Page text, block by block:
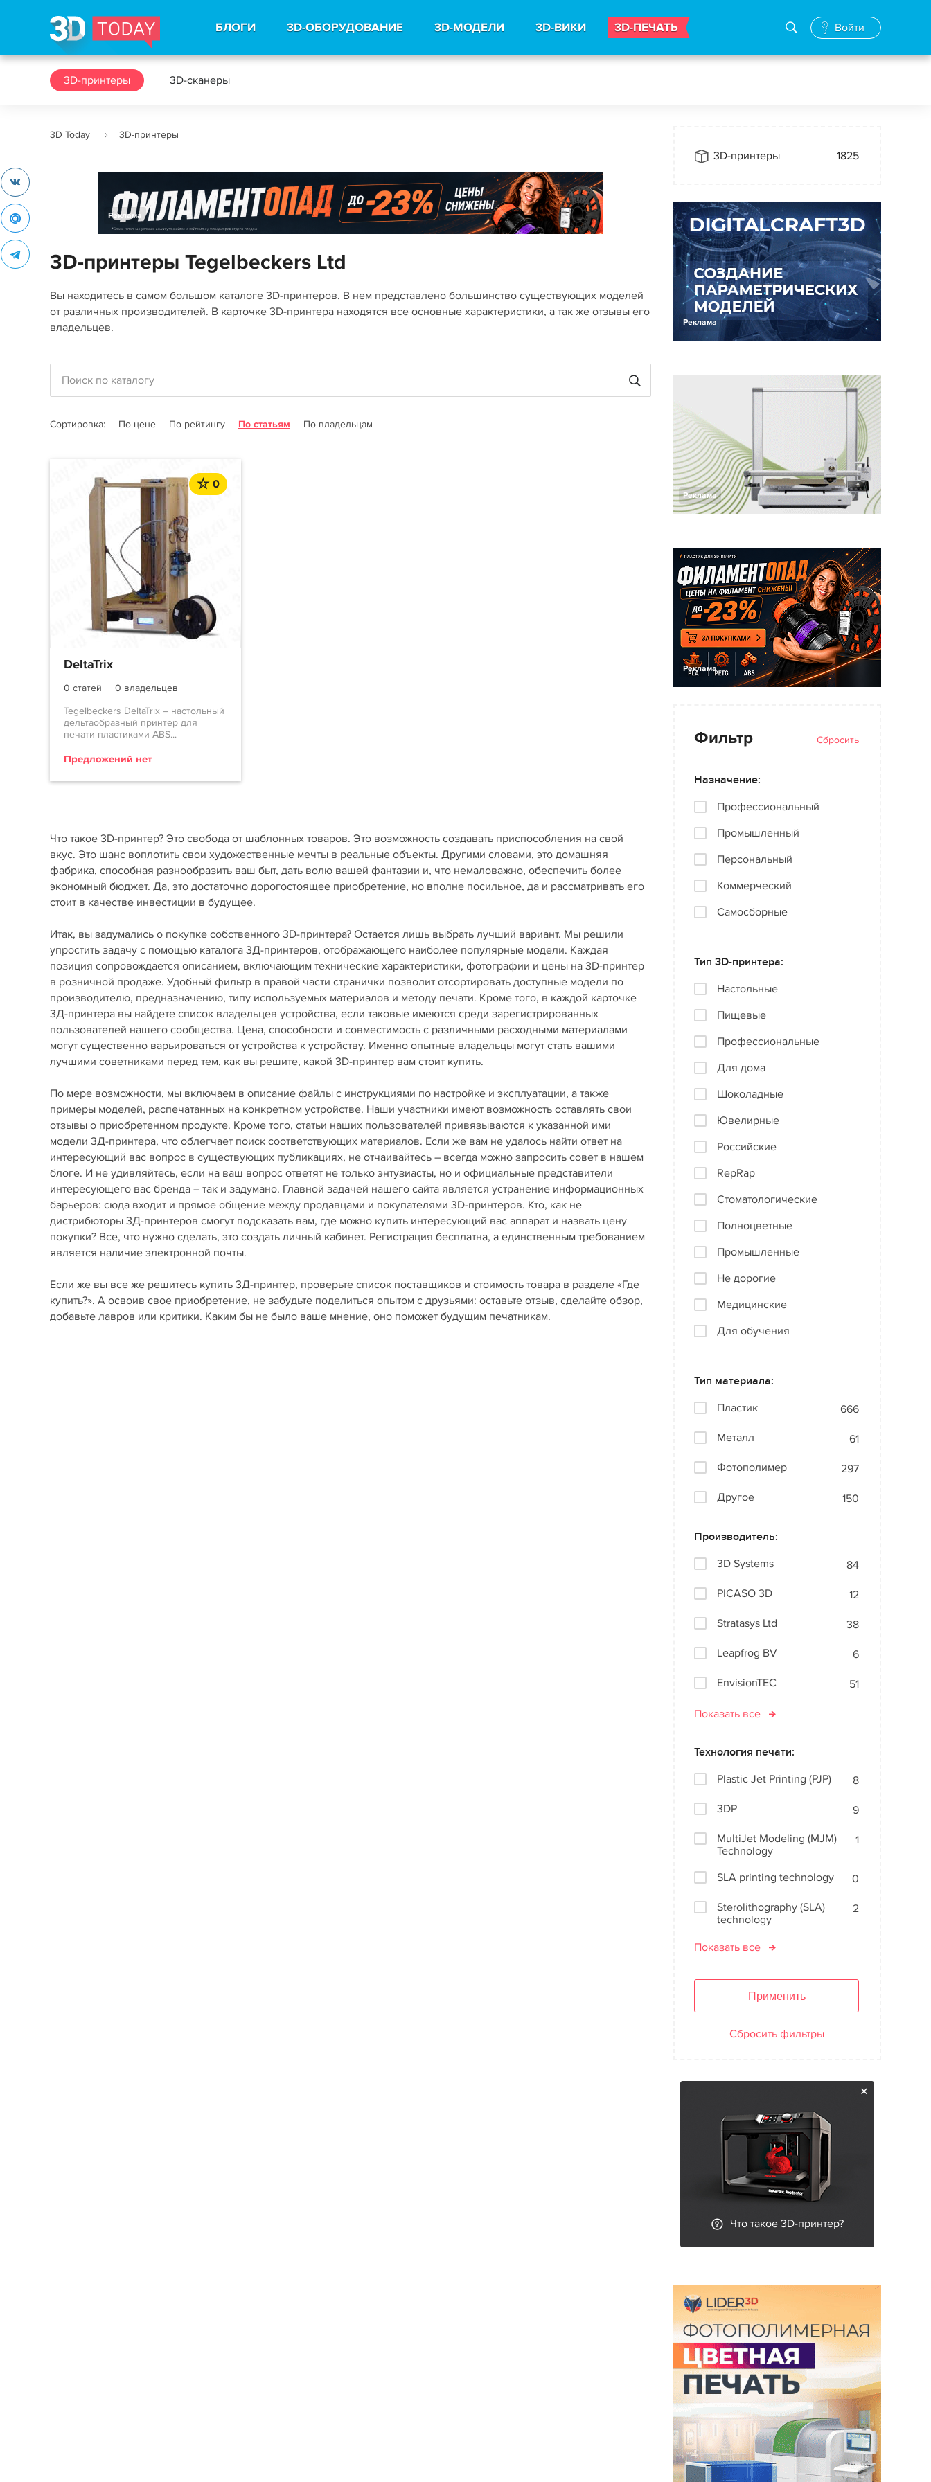
БЛОГИ 3D-ОБОРУДОВАНИЕ 3D-МОДЕЛИ 3D-ВИКИ 3D-ПЕЧАТЬ Войти
3D-принтеры 3D-сканеры
3D Today 3D-принтеры
Реклама
3D-принтеры Tegelbeckers Ltd
Вы находитесь в самом большом каталоге 3D-принтеров. В нем представлено большинство существующих моделей
от различных производителей. В карточке 3D-принтера находятся все основные характеристики, а так же отзывы его
владельцев.
Сортировка: По цене По рейтингу По статьям По владельцам
0
DeltaTrix
0 статей
0 владельцев
Tegelbeckers DeltaTrix – настольный
дельтаобразный принтер для
печати пластиками ABS...
Предложений нет
Что такое 3D-принтер? Это свобода от шаблонных товаров. Это возможность создавать приспособления на свой
вкус. Это шанс воплотить свои художественные мечты в реальные объекты. Другими словами, это домашняя
фабрика, способная разнообразить ваш быт, дать волю вашей фантазии и, что немаловажно, обеспечить более
экономный бюджет. Да, это достаточно дорогостоящее приобретение, но вполне посильное, да и рассматривать его
стоит в качестве инвестиции в будущее.
Итак, вы задумались о покупке собственного 3D-принтера? Остается лишь выбрать лучший вариант. Мы решили
упростить задачу с помощью каталога 3Д-принтеров, отображающего наиболее популярные модели. Каждая
позиция сопровождается описанием, включающим технические характеристики, фотографии и цены на 3D-принтер
в розничной продаже. Удобный фильтр в правой части странички позволит отсортировать доступные модели по
производителю, предназначению, типу используемых материалов и методу печати. Кроме того, в каждой карточке
3Д-принтера вы найдете список владельцев устройства, если таковые имеются среди зарегистрированных
пользователей нашего сообщества. Цена, способности и совместимость с различными расходными материалами
могут существенно варьироваться от устройства к устройству. Именно опытные владельцы могут стать вашими
лучшими советниками перед тем, как вы решите, какой 3D-принтер вам стоит купить.
По мере возможности, мы включаем в описание файлы с инструкциями по настройке и эксплуатации, а также
примеры моделей, распечатанных на конкретном устройстве. Наши участники имеют возможность оставлять свои
отзывы о приобретенном продукте. Кроме того, статьи наших пользователей привязываются к указанной ими
модели 3Д-принтера, что облегчает поиск соответствующих материалов. Если же вам не удалось найти ответ на
интересующий вас вопрос в существующих публикациях, не отчаивайтесь – всегда можно запросить совет в нашем
блоге. И не удивляйтесь, если на ваш вопрос ответят не только энтузиасты, но и официальные представители
интересующего вас бренда – так и задумано. Главной задачей нашего сайта является устранение информационных
барьеров: сюда входит и прямое общение между продавцами и покупателями 3D-принтеров. Кто, как не
дистрибюторы 3Д-принтеров смогут подсказать вам, где можно купить интересующий вас аппарат и назвать цену
покупки? Все, что нужно сделать, это создать личный кабинет. Регистрация бесплатна, а единственным требованием
является наличие электронной почты.
Если же вы все же решитесь купить 3Д-принтер, проверьте список поставщиков и стоимость товара в разделе «Где
купить?». А освоив свое приобретение, не забудьте поделиться опытом с друзьями: оставьте отзыв, сделайте обзор,
добавьте лавров или критики. Каким бы не было ваше мнение, оно поможет будущим печатникам.
3D-принтеры 1825
Реклама
Реклама
Реклама
Фильтр Сбросить
Назначение:
Профессиональный
Промышленный
Персональный
Коммерческий
Самосборные
Тип 3D-принтера:
Настольные
Пищевые
Профессиональные
Для дома
Шоколадные
Ювелирные
Российские
RepRap
Стоматологические
Полноцветные
Промышленные
Не дорогие
Медицинские
Для обучения
Тип материала:
Пластик
666
Металл 61
Фотополимер 297
Другое 150
Производитель:
3D Systems
84
PICASO 3D 12
Stratasys Ltd 38
Leapfrog BV 6
EnvisionTEC 51
Показать все
Технология печати:
Plastic Jet Printing (PJP)
8
3DP 9
MultiJet Modeling (MJM)
Technology
1
SLA printing technology 0
Sterolithography (SLA)
technology
2
Показать все
Применить
Сбросить фильтры
Что такое 3D-принтер?